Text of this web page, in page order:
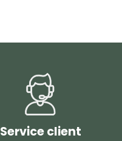
Service client